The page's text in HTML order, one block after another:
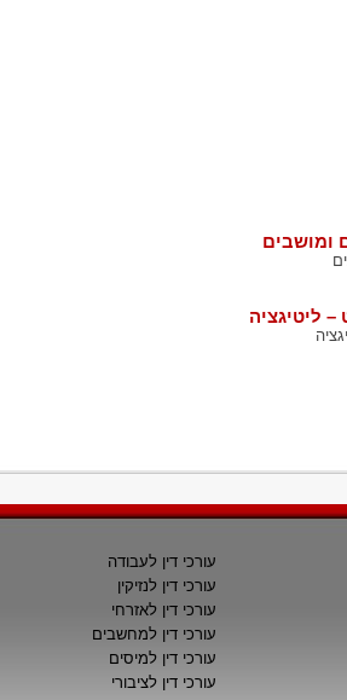
ומושבים
– ליטיגציה
עורכי דין לעבודה
עורכי דין לנזיקין
עורכי דין לאזרחי
עורכי דין למחשבים
עורכי דין למיסים
עורכי דין לציבורי